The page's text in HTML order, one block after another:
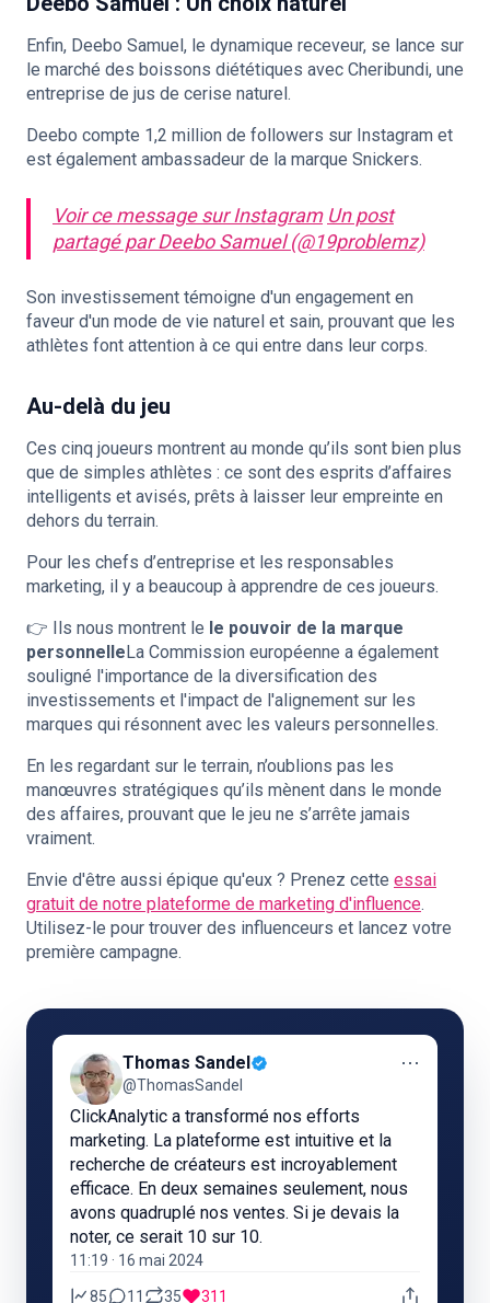
Enfin, Deebo Samuel, le dynamique receveur, se lance sur
le marché des boissons diététiques avec Cheribundi, une
entreprise de jus de cerise naturel.
Deebo compte 1,2 million de followers sur Instagram et
est également ambassadeur de la marque Snickers.
Voir ce message sur Instagram Un post
partagé par Deebo Samuel (@19problemz)
Son investissement témoigne d'un engagement en
faveur d'un mode de vie naturel et sain, prouvant que les
athlètes font attention à ce qui entre dans leur corps.
Au-delà du jeu
Ces cinq joueurs montrent au monde qu’ils sont bien plus
que de simples athlètes : ce sont des esprits d’affaires
intelligents et avisés, prêts à laisser leur empreinte en
dehors du terrain.
Pour les chefs d’entreprise et les responsables
marketing, il y a beaucoup à apprendre de ces joueurs.
👉 Ils nous montrent le le pouvoir de la marque
personnelleLa Commission européenne a également
souligné l'importance de la diversification des
investissements et l'impact de l'alignement sur les
marques qui résonnent avec les valeurs personnelles.
En les regardant sur le terrain, n’oublions pas les
manœuvres stratégiques qu’ils mènent dans le monde
des affaires, prouvant que le jeu ne s’arrête jamais
vraiment.
Envie d'être aussi épique qu'eux ? Prenez cette essai
gratuit de notre plateforme de marketing d'influence.
Utilisez-le pour trouver des influenceurs et lancez votre
première campagne.
Thomas Sandel
@ThomasSandel
⋯
ClickAnalytic a transformé nos efforts
marketing. La plateforme est intuitive et la
recherche de créateurs est incroyablement
efficace. En deux semaines seulement, nous
avons quadruplé nos ventes. Si je devais la
noter, ce serait 10 sur 10.
11:19 · 16 mai 2024
85 11 35 311